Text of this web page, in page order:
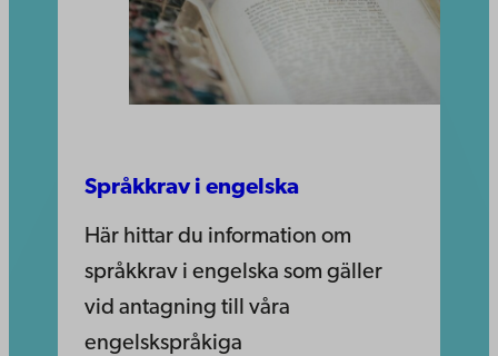
Språkkrav i engelska
Här hittar du information om
språkkrav i engelska som gäller
vid antagning till våra
engelskspråkiga